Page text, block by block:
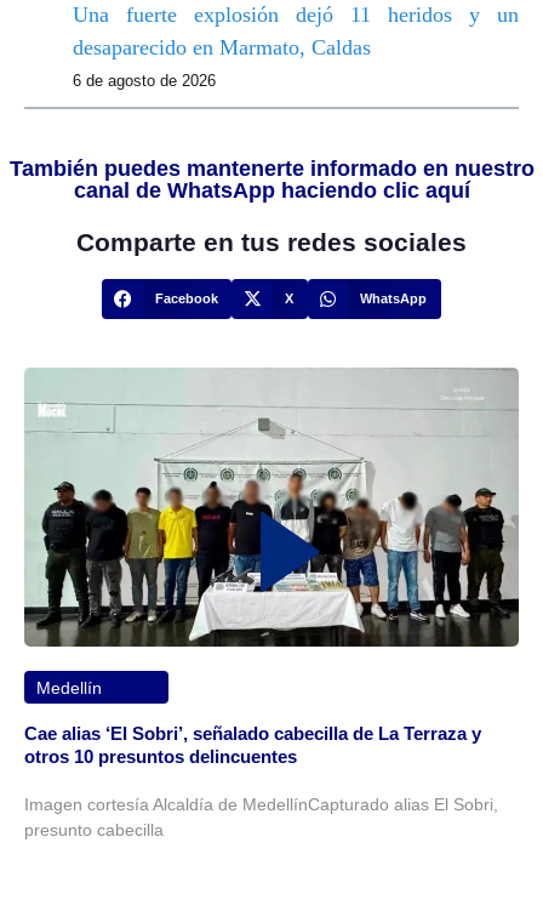
Una fuerte explosión dejó 11 heridos y un
desaparecido en Marmato, Caldas
6 de agosto de 2026
También puedes mantenerte informado en nuestro
canal de WhatsApp haciendo clic aquí
Comparte en tus redes sociales
Facebook X WhatsApp
Medellín
Cae alias ‘El Sobri’, señalado cabecilla de La Terraza y
otros 10 presuntos delincuentes
Imagen cortesía Alcaldía de MedellínCapturado alias El Sobri,
presunto cabecilla